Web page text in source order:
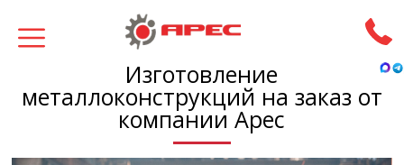
Изготовление
металлоконструкций на заказ от
компании Арес